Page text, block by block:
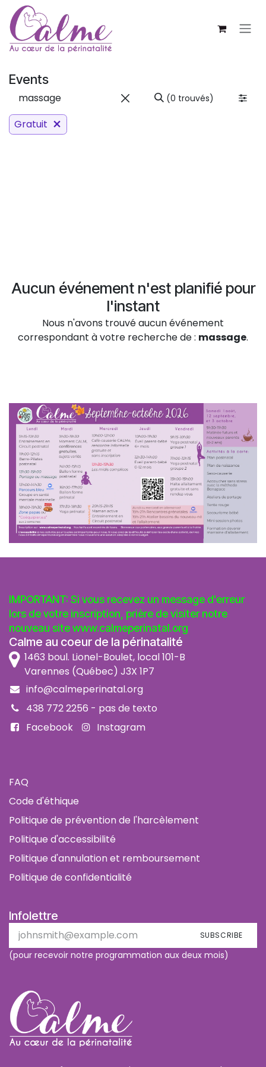
SE RENDRE AU CONTENU
Events
(0 trouvés)
Gratuit
Aucun événement n'est planifié pour
l'instant
Nous n'avons trouvé aucun événement
correspondant à votre recherche de : massage.
IMPORTANT: Si vous recevez un message d'erreur
lors de votre inscription, prière de visiter notre
nouveau sitewww.calmeperinatal.org
Calme au coeur de la périnatalité
1463 boul. Lionel-Boulet, local 101-B
Varennes (Québec) J3X 1P7
info@calmeperinatal.org
438 772 2256 - pas de texto
Facebook
Instagram
FAQ
Code d'éthique
Politique de prévention de l'harcèlement
Politique d'accessibilité
Politique d'annulation et remboursement
Politique de confidentialité
Infolettre
SUBSCRIBE
(pour recevoir notre programmation aux deux mois)